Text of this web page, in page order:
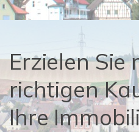
Erzielen Sie
richtigen
Ihre